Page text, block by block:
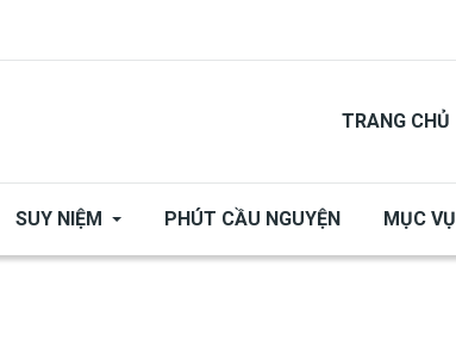
TRANG CHỦ
SUY NIỆM PHÚT CẦU NGUYỆN MỤC VỤ